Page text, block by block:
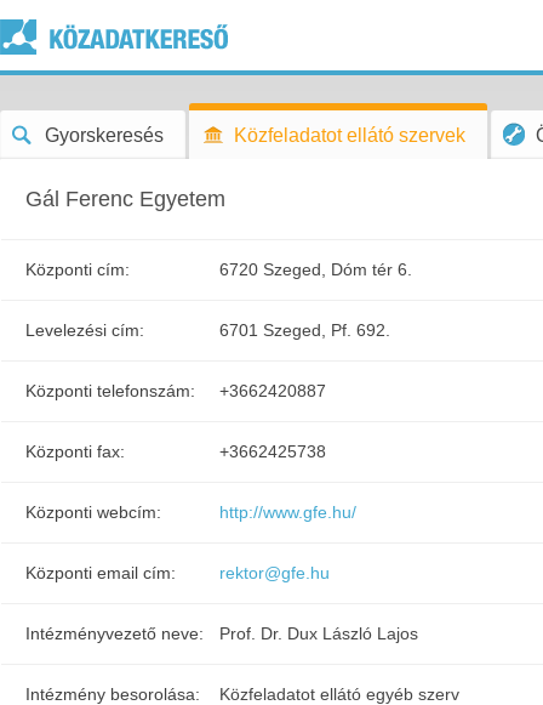
Gyorskeresés Közfeladatot ellátó szervek
Gál Ferenc Egyetem
Központi cím: 6720 Szeged, Dóm tér 6.
Levelezési cím: 6701 Szeged, Pf. 692.
Központi telefonszám: +3662420887
Központi fax: +3662425738
Központi webcím: http://www.gfe.hu/
Központi email cím: rektor@gfe.hu
Intézményvezető neve: Prof. Dr. Dux László Lajos
Intézmény besorolása: Közfeladatot ellátó egyéb szerv